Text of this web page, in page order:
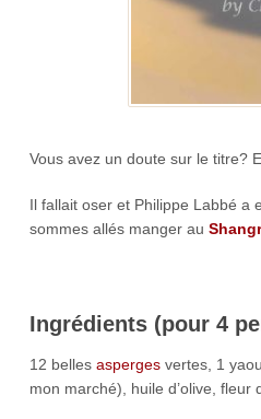
Vous avez un doute sur le titre?
Il fallait oser et Philippe Labbé a
sommes allés manger au
Ingrédients (pour 4
12 belles asperges vertes, 1
mon marché), huile d’olive, fleur